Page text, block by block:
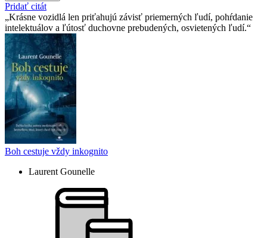
Pridať citát
Krásne vozidlá len priťahujú závisť priemerných ľudí, pohŕdanie
intelektuálov a ľútosť duchovne prebudených, osvietených ľudí.
Boh cestuje vždy inkognito
Laurent Gounelle